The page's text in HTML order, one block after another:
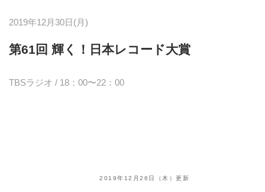
2019年12月30日(月)
第61回 輝く！日本レコード大賞
TBSラジオ / 18：00〜22：00
2019年12月26日（木）更新